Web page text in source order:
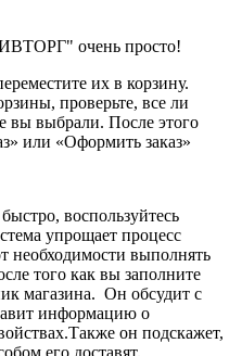
очень просто!
их в корзину.
проверьте, все ли
вы выбрали. После этого
или «Оформить заказ»
воспользуйтесь
упрощает процесс
необходимости выполнять
того как вы заполните
магазина. Он обсудит с
информацию о
он подскажет,
его доставят.